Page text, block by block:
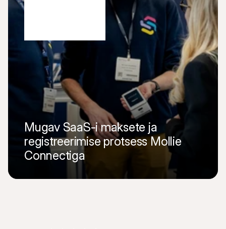
Mugav SaaS-i maksete ja
registreerimise protsess Mollie
Connectiga